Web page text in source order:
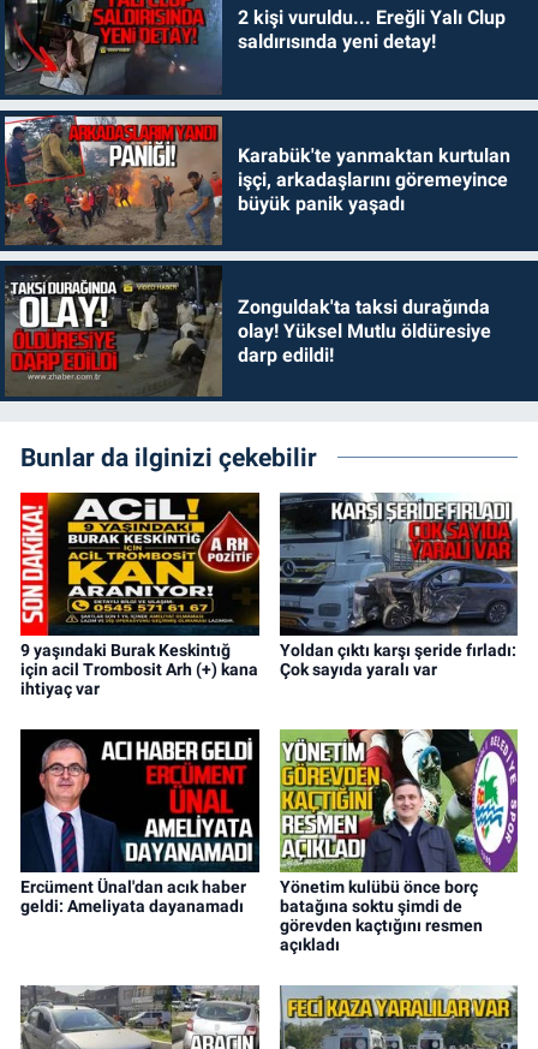
2 kişi vuruldu... Ereğli Yalı Clup
saldırısında yeni detay!
Karabük'te yanmaktan kurtulan
işçi, arkadaşlarını göremeyince
büyük panik yaşadı
Zonguldak'ta taksi durağında
olay! Yüksel Mutlu öldüresiye
darp edildi!
Bunlar da ilginizi çekebilir
9 yaşındaki Burak Keskintığ
için acil Trombosit Arh (+) kana
ihtiyaç var
Yoldan çıktı karşı şeride fırladı:
Çok sayıda yaralı var
Ercüment Ünal'dan acık haber
geldi: Ameliyata dayanamadı
Yönetim kulübü önce borç
batağına soktu şimdi de
görevden kaçtığını resmen
açıkladı